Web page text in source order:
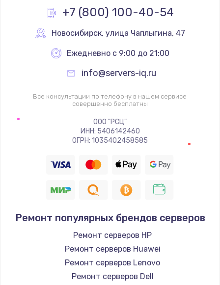
+7 (800) 100-40-54
Новосибирск, улица Чаплыгина, 47
Ежедневно с 9:00 до 21:00
info@servers-iq.ru
Все консультации по телефону в нашем сервисе
совершенно бесплатны
ООО "РСЦ"
ИНН: 5406142460
ОГРН: 1035402458585
Ремонт популярных брендов серверов
Ремонт серверов HP
Ремонт серверов Huawei
Ремонт серверов Lenovo
Ремонт серверов Dell